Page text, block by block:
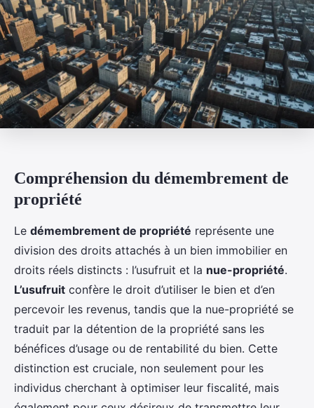
Compréhension du démembrement de
propriété
Le démembrement de propriété représente une
division des droits attachés à un bien immobilier en
droits réels distincts : l’usufruit et la nue-propriété.
L’usufruit confère le droit d’utiliser le bien et d’en
percevoir les revenus, tandis que la nue-propriété se
traduit par la détention de la propriété sans les
bénéfices d’usage ou de rentabilité du bien. Cette
distinction est cruciale, non seulement pour les
individus cherchant à optimiser leur fiscalité, mais